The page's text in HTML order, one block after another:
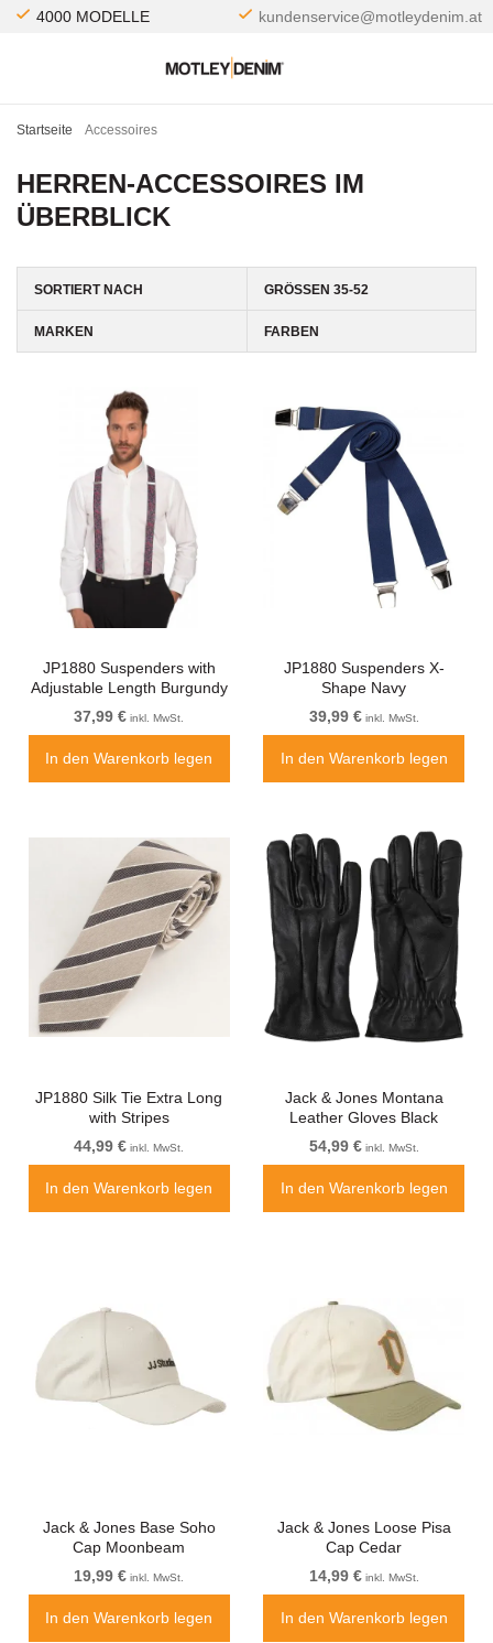
4000 MODELLE kundenservice@motleydenim.at
Startseite Accessoires
HERREN-ACCESSOIRES IM
ÜBERBLICK
SORTIERT NACH GRÖSSEN 35-52
MARKEN FARBEN
JP1880 Suspenders with
Adjustable Length Burgundy
Red
37,99 € inkl. MwSt.
In den Warenkorb legen
JP1880 Suspenders X-
Shape Navy
39,99 €inkl. MwSt.
In den Warenkorb legen
JP1880 Silk Tie Extra Long
with Stripes
44,99 € inkl. MwSt.
In den Warenkorb legen
Jack & Jones Montana
Leather Gloves Black
54,99 €inkl. MwSt.
In den Warenkorb legen
Jack & Jones Base Soho
Cap Moonbeam
19,99 € inkl. MwSt.
In den Warenkorb legen
Jack & Jones Loose Pisa
Cap Cedar
14,99 €inkl. MwSt.
In den Warenkorb legen